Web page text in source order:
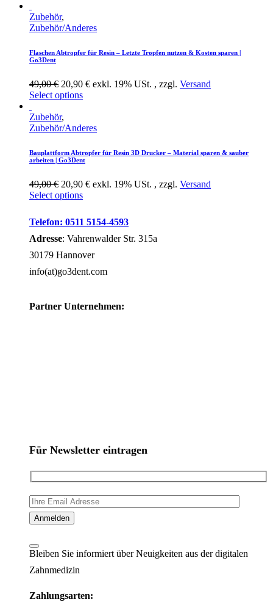
Zubehör,
Zubehör/Anderes
Flaschen Abtropfer für Resin – Letzte Tropfen nutzen & Kosten sparen |
Go3Dent
49,00 € 20,90 € exkl. 19% USt. , zzgl. Versand
Select options
Zubehör,
Zubehör/Anderes
Bauplattform Abtropfer für Resin 3D Drucker – Material sparen & sauber
arbeiten | Go3Dent
49,00 € 20,90 € exkl. 19% USt. , zzgl. Versand
Select options
Telefon: 0511 5154-4593
Adresse: Vahrenwalder Str. 315a
30179 Hannover
info(at)go3dent.com
Partner Unternehmen:
Für Newsletter eintragen
Bleiben Sie informiert über Neuigkeiten aus der digitalen
Zahnmedizin
Zahlungsarten: